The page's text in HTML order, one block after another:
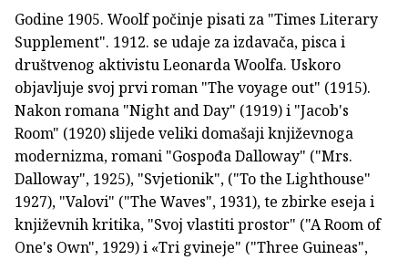
Godine 1905. Woolf počinje pisati za "Times Literary
Supplement". 1912. se udaje za izdavača, pisca i
društvenog aktivistu Leonarda Woolfa. Uskoro
objavljuje svoj prvi roman "The voyage out" (1915).
Nakon romana "Night and Day" (1919) i "Jacob's
Room" (1920) slijede veliki domašaji književnoga
modernizma, romani "Gospođa Dalloway" ("Mrs.
Dalloway", 1925), "Svjetionik", ("To the Lighthouse"
1927), "Valovi" ("The Waves", 1931), te zbirke eseja i
književnih kritika, "Svoj vlastiti prostor" ("A Room of
One's Own", 1929) i «Tri gvineje" ("Three Guineas",